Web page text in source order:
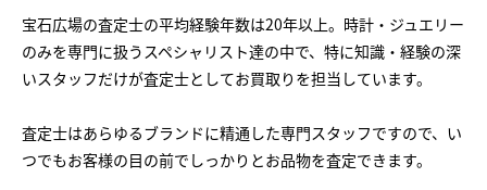
宝石広場の査定士の平均経験年数は20年以上。時計・ジュエリー
のみを専門に扱うスペシャリスト達の中で、特に知識・経験の深
いスタッフだけが査定士としてお買取りを担当しています。
査定士はあらゆるブランドに精通した専門スタッフですので、い
つでもお客様の目の前でしっかりとお品物を査定できます。